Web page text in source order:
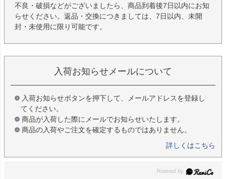
不良・破損などがございましたら、商品到着後7日以内にお知
らせください。返品・交換につきましては、7日以内、未開
封・未使用に限り可能です。
入荷お知らせメールについて
入荷お知らせボタンを押下して、メールアドレスを登録し
てください。
商品が入荷した際にメールでお知らせいたします。
商品の入荷やご注文を確定するものではありません。
詳しくはこちら